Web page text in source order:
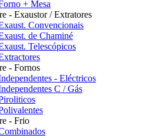
+ Mesa
- Exaustor / Extratores
Convencionais
de Chaminé
Telescópicos
- Fornos
- Eléctricos
C / Gás
- Frio